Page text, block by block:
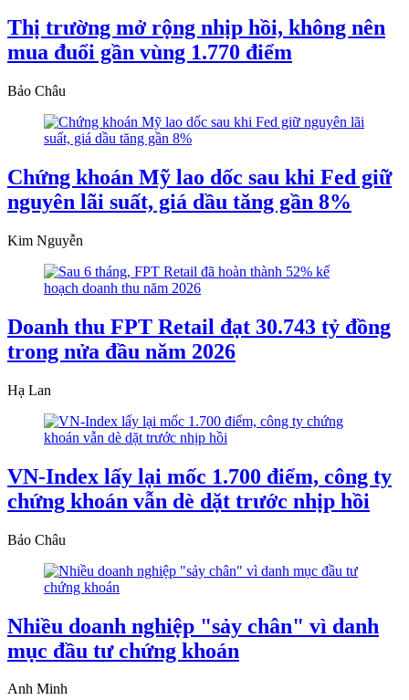
Thị trường mở rộng nhịp hồi, không nên
mua đuổi gần vùng 1.770 điểm
Bảo Châu
Chứng khoán Mỹ lao dốc sau khi Fed giữ
nguyên lãi suất, giá dầu tăng gần 8%
Kim Nguyễn
Doanh thu FPT Retail đạt 30.743 tỷ đồng
trong nửa đầu năm 2026
Hạ Lan
VN-Index lấy lại mốc 1.700 điểm, công ty
chứng khoán vẫn dè dặt trước nhịp hồi
Bảo Châu
Nhiều doanh nghiệp "sảy chân" vì danh
mục đầu tư chứng khoán
Anh Minh